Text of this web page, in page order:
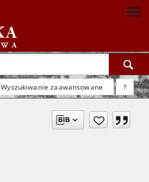
Wyszukiwanie zaawansowane ?